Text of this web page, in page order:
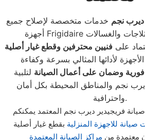
ديرب نجم خدمات متخصصة لإصلاح جميع
أجهزة Frigidaire المنزلية مثل الثلاجات والغسالات
علىفنيين محترفين وقطع غيار أصلية
وضمان على أعمال الصيانة لتلبية
نجم والمناطق المحيطة بكل أمان
واحترافية.
فريجيدير ديرب نجم المعتمد يمكنكم
صيانة للاجهزة المنزلية بقطع غيار أصلية
معتمدة من مراكز الصيانة المعتمدة